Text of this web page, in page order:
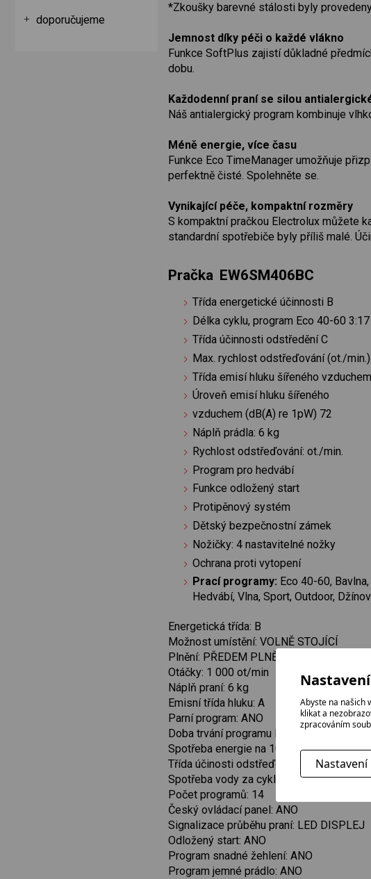
*Zkoušky barevné stálosti byly
Jemnost díky péči o každé vlákno
Funkce SoftPlus zajistí důkladné
dobu.
Každodenní praní se silou
Náš antialergický program kombinuje
Méně energie, více času
Funkce Eco TimeManager umožňuje
perfektně čisté. Spolehněte se.
Vynikající péče, kompaktní rozměry
S kompaktní pračkou Electrolux můžete
standardní spotřebiče byly příliš malé.
Pračka EW6SM406BC
Třída energetické účinnosti B
Délka cyklu, program Eco 40-60 3:17
Třída účinnosti odstředění C
Max. rychlost odstřeďování (ot./
Třída emisí hluku šířeného
Úroveň emisí hluku šířeného
vzduchem (dB(A) re 1pW) 72
Náplň prádla: 6 kg
Rychlost odstřeďování: ot./min.
Program pro hedvábí
Funkce odložený start
Protipěnový systém
Dětský bezpečnostní zámek
Nožičky: 4 nastavitelné nožky
Ochrana proti vytopení
Prací programy: Eco 40-60,
Hedvábí, Vlna, Sport, Outdoor,
Energetická třída: B
Možnost umístění: VOLNĚ STOJÍCÍ
Plnění: PŘEDEM PLNĚNÁ
Otáčky: 1 000 ot/min
Náplň praní: 6 kg
Emisní třída hluku: A
Parní program: ANO
Doba trvání programu ECO: 3:17
Spotřeba energie na 100 cyklů: 48 kWh
Třída účinosti odstřeďování: B
Spotřeba vody za cyklus: 40 l
Počet programů: 14
Český ovládací panel: ANO
Signalizace průběhu praní: LED DISPLEJ
Odložený start: ANO
Program snadné žehlení: ANO
Program jemné prádlo: ANO
doporučujeme
Abyste na našich
klikat a
zpracováním
Nastavení